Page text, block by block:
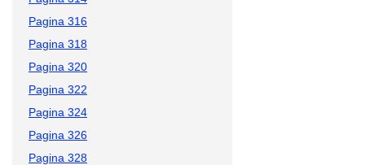
Pagina 316
Pagina 318
Pagina 320
Pagina 322
Pagina 324
Pagina 326
Pagina 328